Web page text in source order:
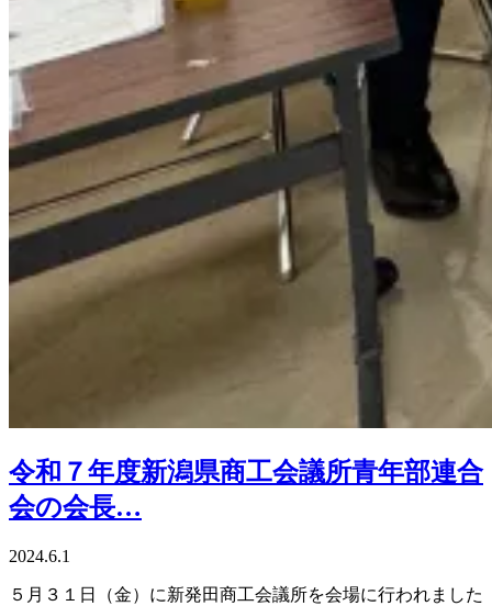
令和７年度新潟県商工会議所青年部連合
会の会長…
2024.6.1
５月３１日（金）に新発田商工会議所を会場に行われました